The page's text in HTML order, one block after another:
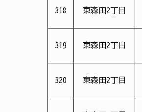
318 東森田2丁目
319 東森田2丁目
320 東森田2丁目